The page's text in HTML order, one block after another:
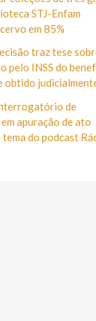
STJ-Enfam
em 85%
traz tese
pelo INSS do
obtido
de
apuração de ato
do podcast